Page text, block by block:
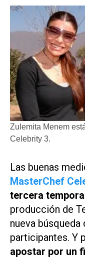
Zulemita Menem
Celebrity 3.
Las buenas
MasterChef
tercera
producción de
nueva búsqueda
participantes. Y
apostar por un